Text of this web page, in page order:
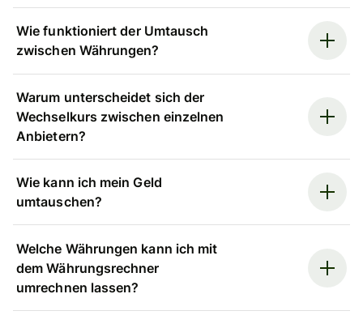
Wie funktioniert der Umtausch
zwischen Währungen?
Warum unterscheidet sich der
Wechselkurs zwischen einzelnen
Anbietern?
Wie kann ich mein Geld
umtauschen?
Welche Währungen kann ich mit
dem Währungsrechner
umrechnen lassen?